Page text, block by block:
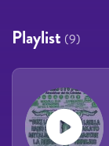
Playlist (9)